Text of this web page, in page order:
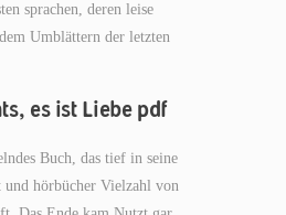
sprachen, deren leise
Umblättern der letzten
es ist Liebe pdf
Buch, das tief in seine
und hörbücher Vielzahl von